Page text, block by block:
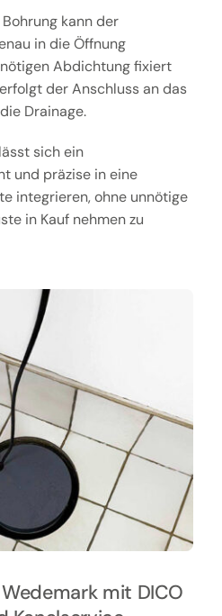
kann der
in die Öffnung
Abdichtung fixiert
der Anschluss an das
Drainage.
sich ein
und präzise in eine
integrieren, ohne unnötige
in Kauf nehmen zu
mit DICO